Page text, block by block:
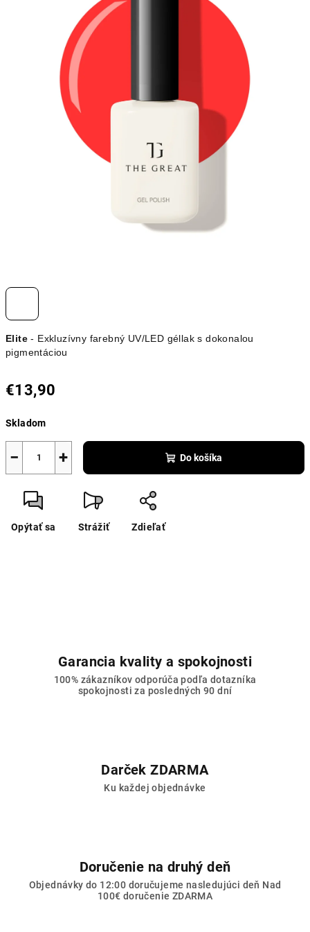
Elite - Exkluzívny farebný UV/LED géllak s dokonalou
pigmentáciou
€13,90
cena:
Skladom
+
− Do košíka
Opýtať sa Strážiť Zdieľať
Garancia kvality a spokojnosti
100% zákazníkov odporúča podľa dotazníka
spokojnosti za posledných 90 dní
Darček ZDARMA
Ku každej objednávke
Doručenie na druhý deň
Objednávky do 12:00 doručujeme nasledujúci deň Nad
100€ doručenie ZDARMA